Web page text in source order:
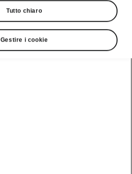
Tutto chiaro
Gestire i cookie